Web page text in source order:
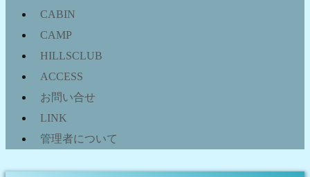
CABIN
CAMP
HILLSCLUB
ACCESS
お問い合せ
LINK
管理者について